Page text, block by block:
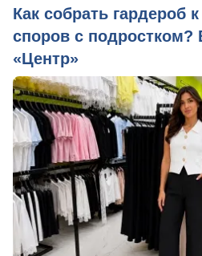
Как собрать гардероб
споров с подростком?
«Центр»